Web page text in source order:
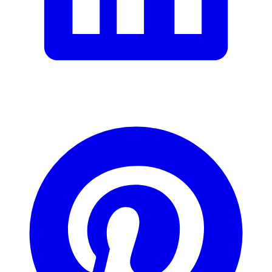
Traduit par DeepL.com
Signaler une erreur
Adresse e-mail (facultatif)
Signaler des données erronées